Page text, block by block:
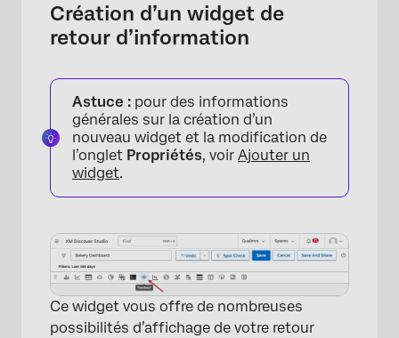
Création d’un widget de
retour d’information
Astuce : pour des informations
générales sur la création d’un
nouveau widget et la modification de
l’onglet Propriétés, voir Ajouter un
widget.
Ce widget vous offre de nombreuses
possibilités d’affichage de votre retour